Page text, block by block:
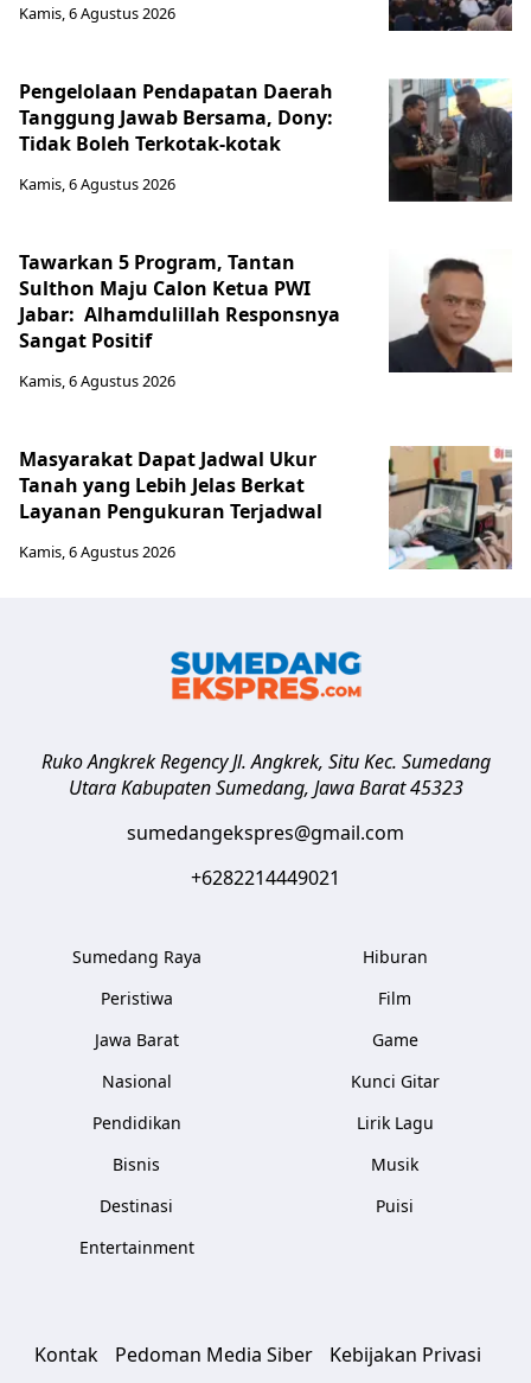
Kamis, 6 Agustus 2026
Pengelolaan Pendapatan Daerah
Tanggung Jawab Bersama, Dony:
Tidak Boleh Terkotak-kotak
Kamis, 6 Agustus 2026
Tawarkan 5 Program, Tantan
Sulthon Maju Calon Ketua PWI
Jabar: Alhamdulillah Responsnya
Sangat Positif
Kamis, 6 Agustus 2026
Masyarakat Dapat Jadwal Ukur
Tanah yang Lebih Jelas Berkat
Layanan Pengukuran Terjadwal
Kamis, 6 Agustus 2026
Ruko Angkrek Regency Jl. Angkrek, Situ Kec. Sumedang
Utara Kabupaten Sumedang, Jawa Barat 45323
sumedangekspres@gmail.com
+6282214449021
Sumedang Raya
Peristiwa
Jawa Barat
Nasional
Pendidikan
Bisnis
Destinasi
Entertainment
Hiburan
Film
Game
Kunci Gitar
Lirik Lagu
Musik
Puisi
Kontak Pedoman Media Siber Kebijakan Privasi